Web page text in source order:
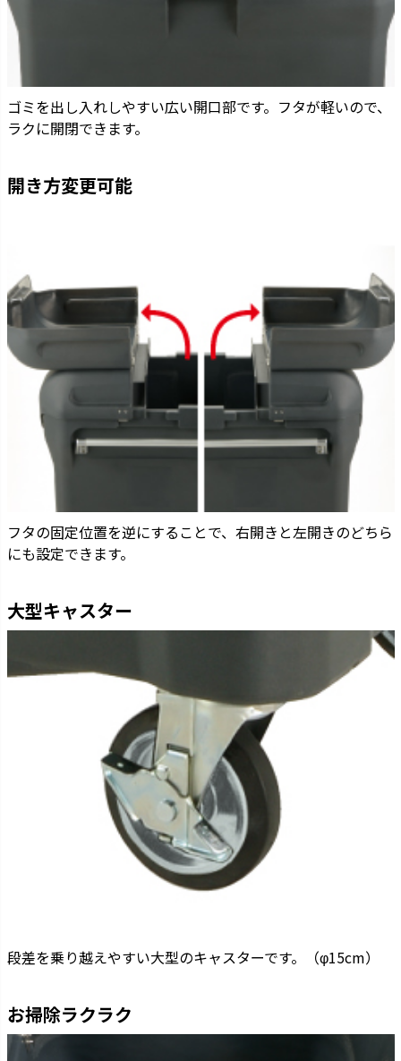
ゴミを出し入れしやすい広い開口部です。フタが軽いので、
ラクに開閉できます。
開き方変更可能
フタの固定位置を逆にすることで、右開きと左開きのどちら
にも設定できます。
大型キャスター
段差を乗り越えやすい大型のキャスターです。（φ15cm）
お掃除ラクラク